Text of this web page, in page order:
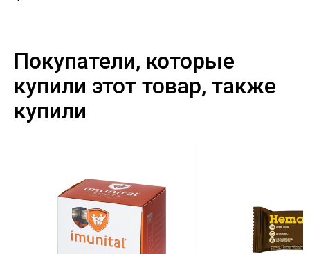
Покупатели, которые
купили этот товар, также
купили